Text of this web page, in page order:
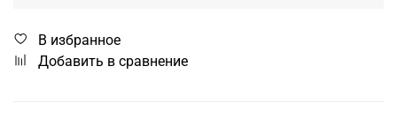
В избранное
Добавить в сравнение